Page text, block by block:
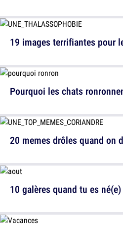
19 images terrifiantes pour
20 memes drôles quand on
Pourquoi les chats
10 galères quand tu es